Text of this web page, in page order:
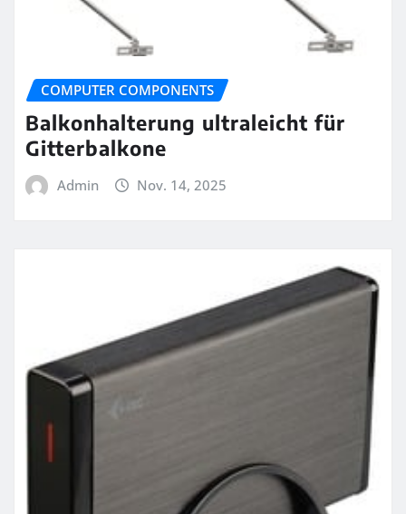
COMPUTER COMPONENTS
Balkonhalterung ultraleicht für
Gitterbalkone
Admin Nov. 14, 2025